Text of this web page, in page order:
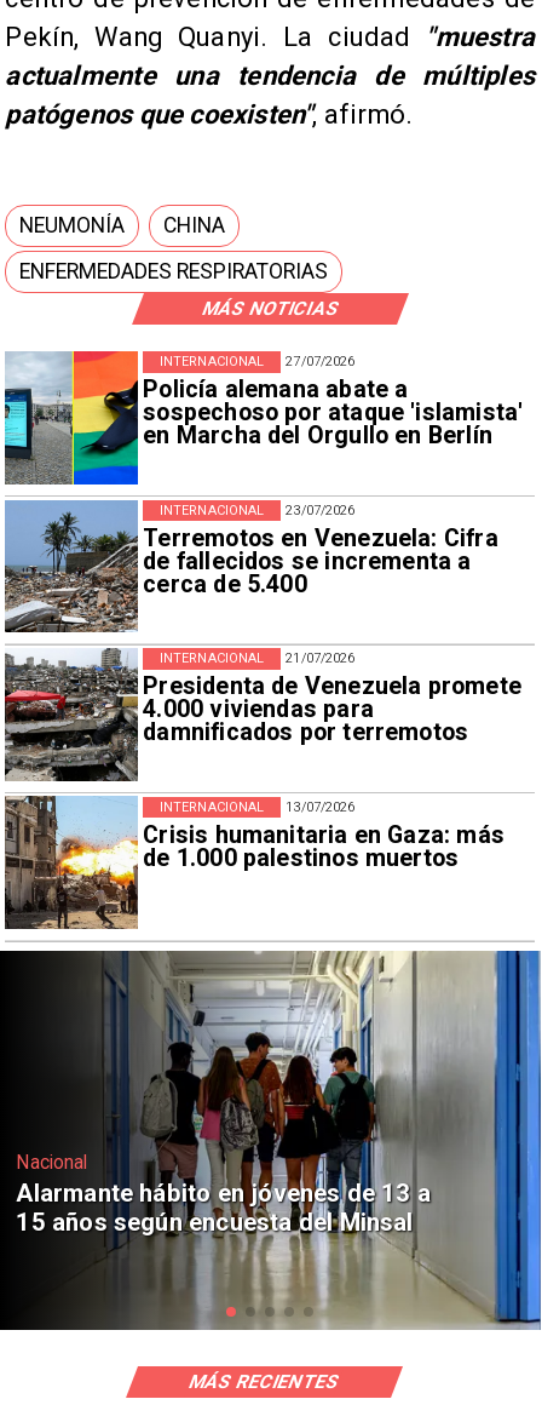
MÁS NOTICIAS
27/07/2026
Policía alemana abate a
sospechoso por ataque 'islamista'
en Marcha del Orgullo en Berlín
INTERNACIONAL
23/07/2026
Terremotos en Venezuela: Cifra
de fallecidos se incrementa a
cerca de 5.400
INTERNACIONAL
21/07/2026
Presidenta de Venezuela promete
4.000 viviendas para
damnificados por terremotos
INTERNACIONAL
13/07/2026
Crisis humanitaria en Gaza: más
de 1.000 palestinos muertos
INTERNACIONAL
Pekín, Wang Quanyi. La ciudad
"muestra
actualmente una tendencia de múltiples
patógenos que coexisten", afirmó.
NEUMONÍA
CHINA
ENFERMEDADES RESPIRATORIAS
Regiones
Aprueban creación del Parque
Sebastián Piñera con inversión de $4
mil millones
MÁS RECIENTES